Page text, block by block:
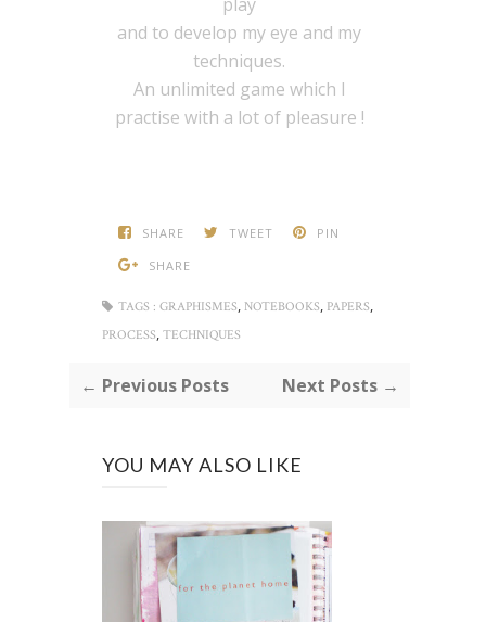
and to develop my eye and my
techniques.
An unlimited game which I
practise with a lot of pleasure !
SHARE TWEET
PIN
SHARE
TAGS : GRAPHISMES, NOTEBOOKS, PAPERS,
PROCESS, TECHNIQUES
← Previous Posts Next Posts →
YOU MAY ALSO LIKE